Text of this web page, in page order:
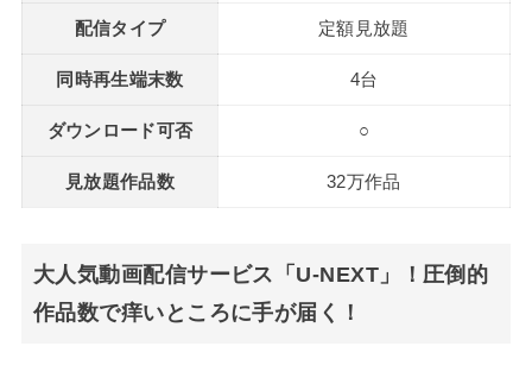
配信タイプ 定額見放題
同時再生端末数 4台
ダウンロード可否 ○
見放題作品数 32万作品
大人気動画配信サービス「U-NEXT」！圧倒的
作品数で痒いところに手が届く！